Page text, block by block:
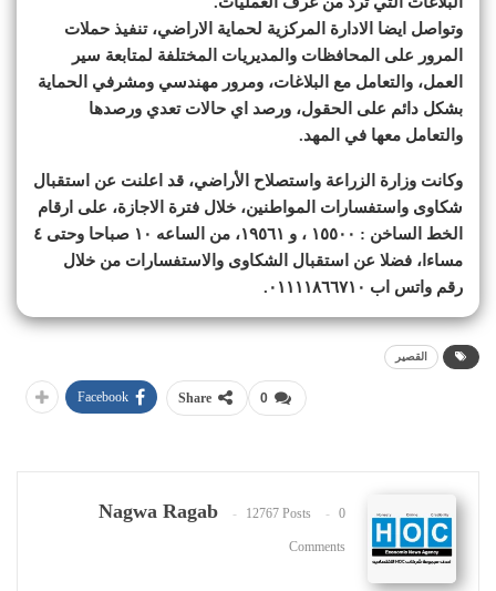
وتواصل ايضا الادارة المركزية لحماية الاراضي، تنفيذ حملات
المرور على المحافظات والمديريات المختلفة لمتابعة سير
العمل، والتعامل مع البلاغات، ومرور مهندسي ومشرفي الحماية
بشكل دائم على الحقول، ورصد اي حالات تعدي ورصدها
والتعامل معها في المهد.
وكانت وزارة الزراعة واستصلاح الأراضي، قد اعلنت عن استقبال
شكاوى واستفسارات المواطنين، خلال فترة الاجازة، على ارقام
الخط الساخن : ١٥٥٠٠ ، و ١٩٥٦١، من الساعه ١٠ صباحا وحتى ٤
مساءا، فضلا عن استقبال الشكاوى والاستفسارات من خلال
رقم واتس اب ٠١١١١٨٦٦٧١٠.
القصير
0
Share
Facebook
Nagwa Ragab 12767 Posts 0
Comments